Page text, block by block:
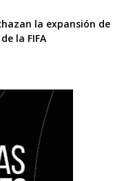
la expansión de
la FIFA